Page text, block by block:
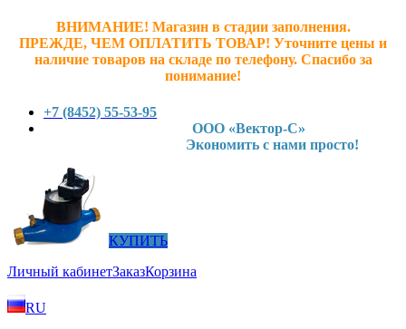
ВНИМАНИЕ! Магазин в стадии заполнения.
ПРЕЖДЕ, ЧЕМ ОПЛАТИТЬ ТОВАР! Уточните цены и
наличие товаров на складе по телефону. Спасибо за
понимание!
+7 (8452) 55-53-95
ООО «Вектор-С»
Экономить с нами просто!
КУПИТЬ
Личный кабинетЗаказКорзина
RU